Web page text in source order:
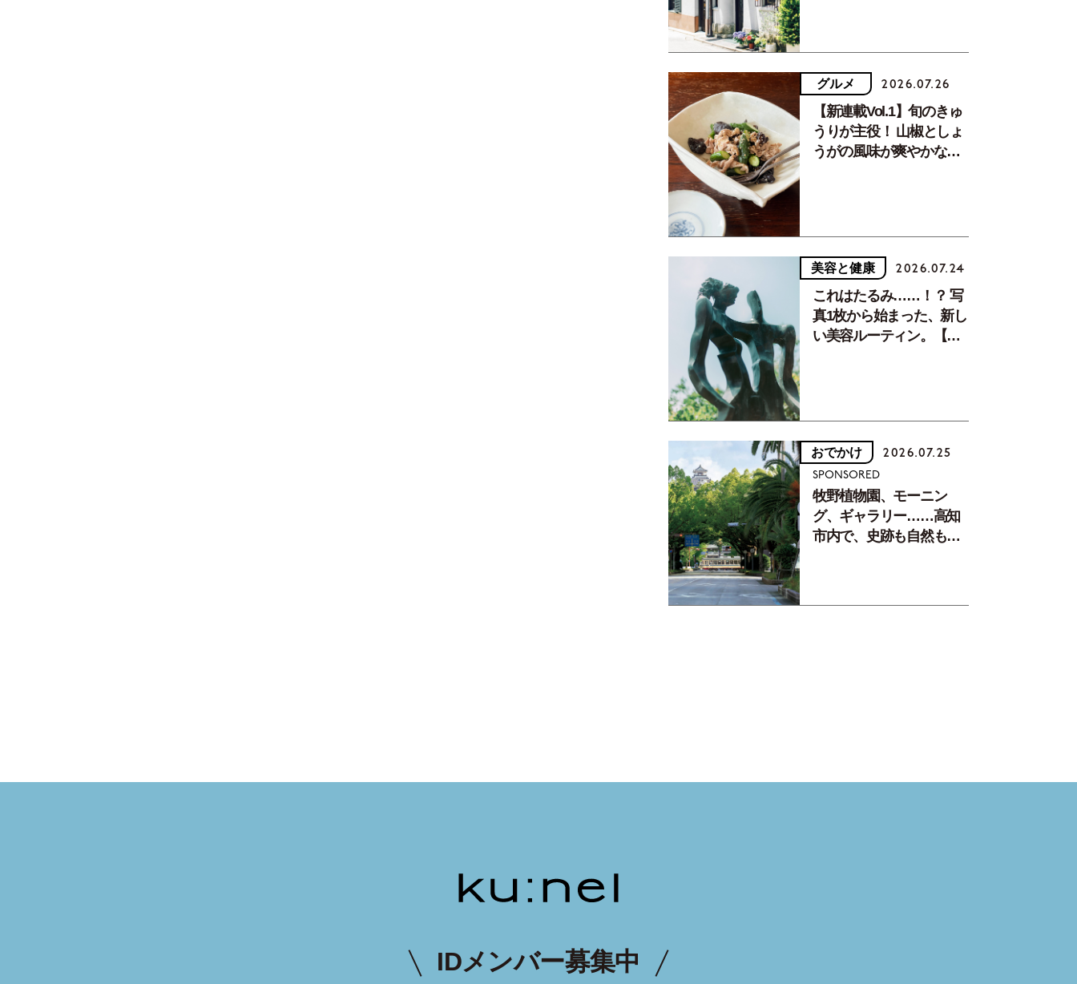
グルメ 2026.07.26
【新連載Vol.1】旬のきゅ
うりが主役！ 山椒としょ
うがの風味が爽やかな、
美容と健康 2026.07.24
これはたるみ……！？ 写
真1枚から始まった、新し
い美容ルーティン。【中
おでかけ 2026.07.25
SPONSORED
牧野植物園、モーニン
グ、ギャラリー……高知
市内で、史跡も自然もグ
IDメンバー募集中